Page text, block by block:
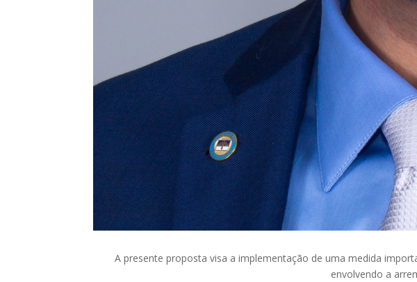
A presente proposta visa a implementação de uma medida
envolvendo a